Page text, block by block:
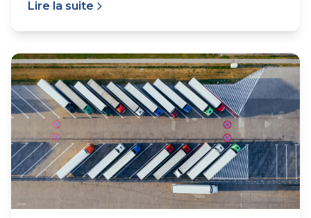
Lire la suite